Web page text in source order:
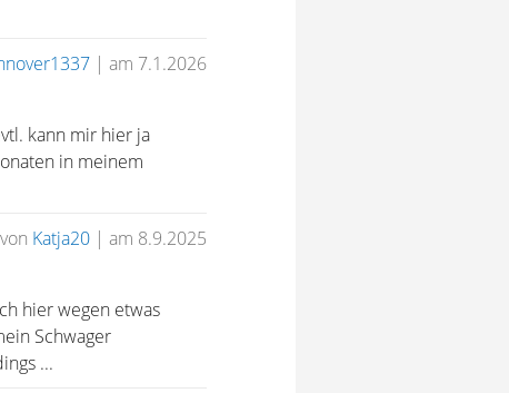
| am 7.1.2026
kann mir hier ja
in meinem
von Katja20 | am 8.9.2025
hier wegen etwas
Schwager
...